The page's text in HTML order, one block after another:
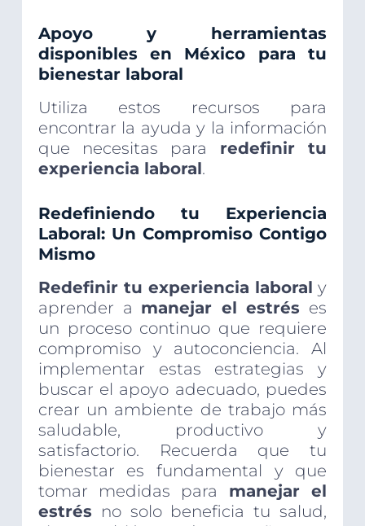
Apoyo y herramientas
disponibles en México para tu
bienestar laboral
Utiliza estos recursos para
encontrar la ayuda y la información
que necesitas para redefinir tu
experiencia laboral.
Redefiniendo tu Experiencia
Laboral: Un Compromiso Contigo
Mismo
Redefinir tu experiencia laboral y
aprender a manejar el estrés es
un proceso continuo que requiere
compromiso y autoconciencia. Al
implementar estas estrategias y
buscar el apoyo adecuado, puedes
crear un ambiente de trabajo más
saludable, productivo y
satisfactorio. Recuerda que tu
bienestar es fundamental y que
tomar medidas para manejar el
estrés no solo beneficia tu salud,